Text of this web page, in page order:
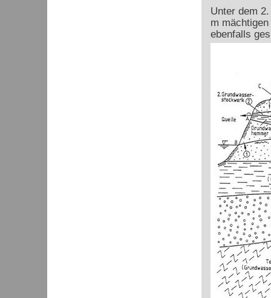
Unter dem
m
ebenfalls